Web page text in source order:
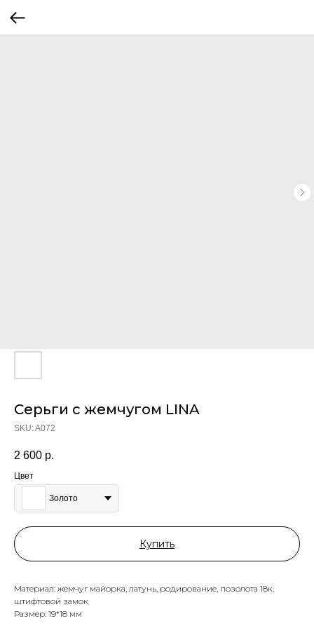
Серьги с жемчугом LINA
SKU:A072
2 600 р.
Цвет
Золото
Купить
Материал: жемчуг майорка, латунь, родирование, позолота 18к,
штифтовой замок
Размер: 19*18 мм